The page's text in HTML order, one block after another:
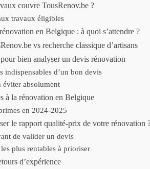
couvre TousRenov.be ?
travaux éligibles
en Belgique : à quoi s’attendre ?
vs recherche classique d’artisans
bien analyser un devis rénovation
indispensables d’un bon devis
éviter absolument
à la rénovation en Belgique
en 2024-2025
le rapport qualité-prix de votre rénovation
de valider un devis
plus rentables à prioriser
d’expérience